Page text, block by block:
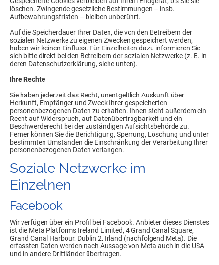
löschen. Zwingende gesetzliche Bestimmungen – insb.
Aufbewahrungsfristen – bleiben unberührt.
Auf die Speicherdauer Ihrer Daten, die von den Betreibern der
sozialen Netzwerke zu eigenen Zwecken gespeichert werden,
haben wir keinen Einfluss. Für Einzelheiten dazu informieren Sie
sich bitte direkt bei den Betreibern der sozialen Netzwerke (z. B. in
deren Datenschutzerklärung, siehe unten).
Ihre Rechte
Sie haben jederzeit das Recht, unentgeltlich Auskunft über
Herkunft, Empfänger und Zweck Ihrer gespeicherten
personenbezogenen Daten zu erhalten. Ihnen steht außerdem ein
Recht auf Widerspruch, auf Datenübertragbarkeit und ein
Beschwerderecht bei der zuständigen Aufsichtsbehörde zu.
Ferner können Sie die Berichtigung, Sperrung, Löschung und unter
bestimmten Umständen die Einschränkung der Verarbeitung Ihrer
personenbezogenen Daten verlangen.
Soziale Netzwerke im
Einzelnen
Wir verfügen über ein Profil bei Facebook. Anbieter dieses Dienstes
ist die Meta Platforms Ireland Limited, 4 Grand Canal Square,
Grand Canal Harbour, Dublin 2, Irland (nachfolgend Meta). Die
erfassten Daten werden nach Aussage von Meta auch in die USA
und in andere Drittländer übertragen.
Facebook